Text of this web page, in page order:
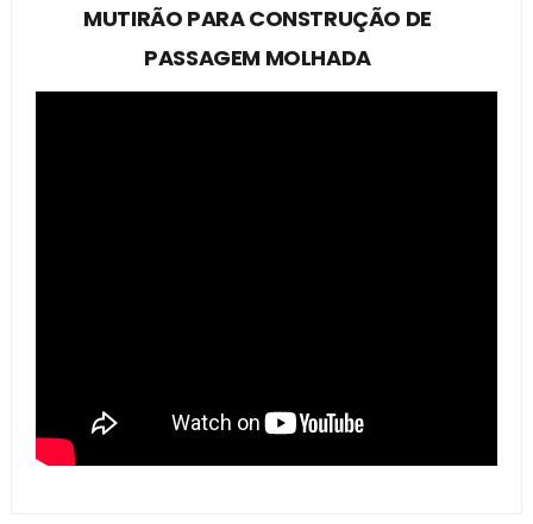
MUTIRÃO PARA CONSTRUÇÃO DE
PASSAGEM MOLHADA